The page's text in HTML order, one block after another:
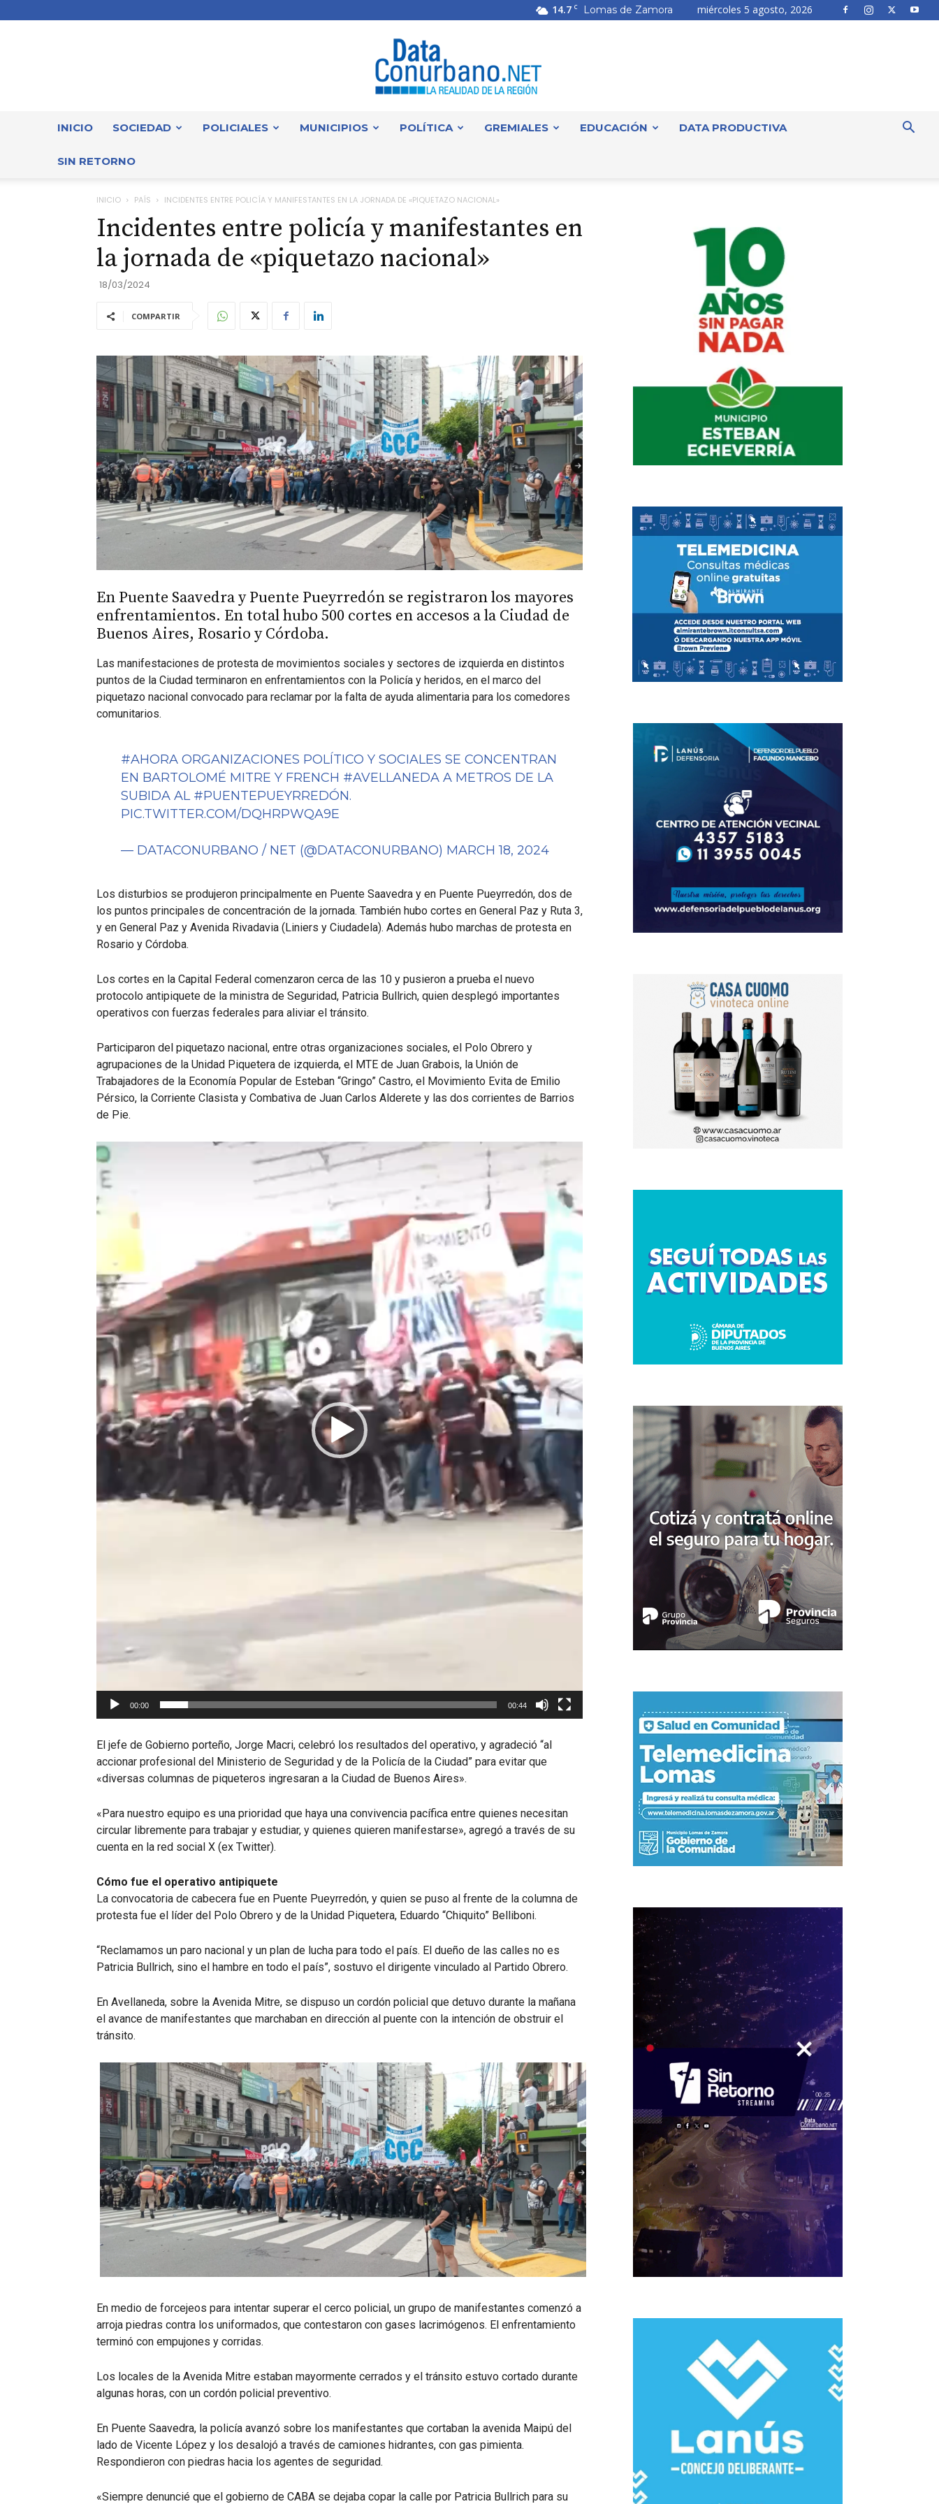
14.7 C Lomas de Zamora miércoles 5 agosto, 2026
INICIO SOCIEDAD POLICIALES MUNICIPIOS POLÍTICA GREMIALES EDUCACIÓN DATA PRODUCTIVA
SIN RETORNO
INICIO PAÍS INCIDENTES ENTRE POLICÍA Y MANIFESTANTES EN LA JORNADA DE «PIQUETAZO NACIONAL»
Incidentes entre policía y manifestantes en
la jornada de «piquetazo nacional»
18/03/2024
COMPARTIR
En Puente Saavedra y Puente Pueyrredón se registraron los mayores
enfrentamientos. En total hubo 500 cortes en accesos a la Ciudad de
Buenos Aires, Rosario y Córdoba.
Las manifestaciones de protesta de movimientos sociales y sectores de izquierda en distintos
puntos de la Ciudad terminaron en enfrentamientos con la Policía y heridos, en el marco del
piquetazo nacional convocado para reclamar por la falta de ayuda alimentaria para los comedores
comunitarios.
#AHORAORGANIZACIONES POLÍTICO Y SOCIALES SE CONCENTRAN
EN BARTOLOMÉ MITRE Y FRENCH #AVELLANEDAA METROS DE LA
SUBIDA AL #PUENTEPUEYRREDÓN.
PIC.TWITTER.COM/DQHRPWQA9E
— DATACONURBANO / NET (@DATACONURBANO) MARCH 18, 2024
Los disturbios se produjeron principalmente en Puente Saavedra y en Puente Pueyrredón, dos de
los puntos principales de concentración de la jornada. También hubo cortes en General Paz y Ruta 3,
y en General Paz y Avenida Rivadavia (Liniers y Ciudadela). Además hubo marchas de protesta en
Rosario y Córdoba.
Los cortes en la Capital Federal comenzaron cerca de las 10 y pusieron a prueba el nuevo
protocolo antipiquete de la ministra de Seguridad, Patricia Bullrich, quien desplegó importantes
operativos con fuerzas federales para aliviar el tránsito.
Participaron del piquetazo nacional, entre otras organizaciones sociales, el Polo Obrero y
agrupaciones de la Unidad Piquetera de izquierda, el MTE de Juan Grabois, la Unión de
Trabajadores de la Economía Popular de Esteban “Gringo” Castro, el Movimiento Evita de Emilio
Pérsico, la Corriente Clasista y Combativa de Juan Carlos Alderete y las dos corrientes de Barrios
de Pie.
Reproductor
de
vídeo
00:00 00:44
El jefe de Gobierno porteño, Jorge Macri, celebró los resultados del operativo, y agradeció “al
accionar profesional del Ministerio de Seguridad y de la Policía de la Ciudad” para evitar que
«diversas columnas de piqueteros ingresaran a la Ciudad de Buenos Aires».
«Para nuestro equipo es una prioridad que haya una convivencia pacífica entre quienes necesitan
circular libremente para trabajar y estudiar, y quienes quieren manifestarse», agregó a través de su
cuenta en la red social X (ex Twitter).
Cómo fue el operativo antipiquete
La convocatoria de cabecera fue en Puente Pueyrredón, y quien se puso al frente de la columna de
protesta fue el líder del Polo Obrero y de la Unidad Piquetera, Eduardo “Chiquito” Belliboni.
“Reclamamos un paro nacional y un plan de lucha para todo el país. El dueño de las calles no es
Patricia Bullrich, sino el hambre en todo el país”, sostuvo el dirigente vinculado al Partido Obrero.
En Avellaneda, sobre la Avenida Mitre, se dispuso un cordón policial que detuvo durante la mañana
el avance de manifestantes que marchaban en dirección al puente con la intención de obstruir el
tránsito.
En medio de forcejeos para intentar superar el cerco policial, un grupo de manifestantes comenzó a
arroja piedras contra los uniformados, que contestaron con gases lacrimógenos. El enfrentamiento
terminó con empujones y corridas.
Los locales de la Avenida Mitre estaban mayormente cerrados y el tránsito estuvo cortado durante
algunas horas, con un cordón policial preventivo.
En Puente Saavedra, la policía avanzó sobre los manifestantes que cortaban la avenida Maipú del
lado de Vicente López y los desalojó a través de camiones hidrantes, con gas pimienta.
Respondieron con piedras hacia los agentes de seguridad.
«Siempre denuncié que el gobierno de CABA se dejaba copar la calle por Patricia Bullrich para su